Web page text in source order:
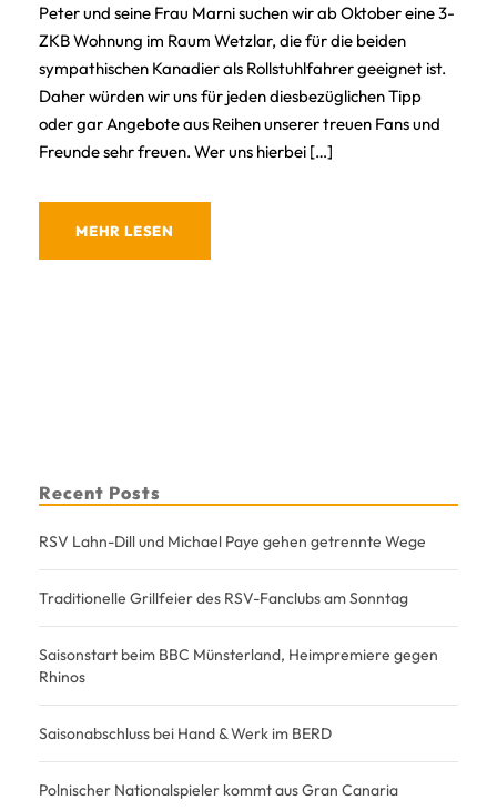
Peter und seine Frau Marni suchen wir ab Oktober eine 3-
ZKB Wohnung im Raum Wetzlar, die für die beiden
sympathischen Kanadier als Rollstuhlfahrer geeignet ist.
Daher würden wir uns für jeden diesbezüglichen Tipp
oder gar Angebote aus Reihen unserer treuen Fans und
Freunde sehr freuen. Wer uns hierbei […]
MEHR LESEN
Recent Posts
RSV Lahn-Dill und Michael Paye gehen getrennte Wege
Traditionelle Grillfeier des RSV-Fanclubs am Sonntag
Saisonstart beim BBC Münsterland, Heimpremiere gegen
Rhinos
Saisonabschluss bei Hand & Werk im BERD
Polnischer Nationalspieler kommt aus Gran Canaria